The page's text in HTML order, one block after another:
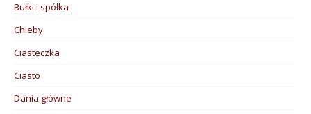
Bułki i spółka
Chleby
Ciasteczka
Ciasto
Dania główne